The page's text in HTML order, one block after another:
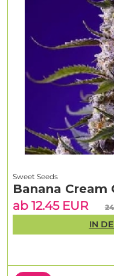
Sweet Seeds
Banana Cream
ab 12.45 EUR
IN